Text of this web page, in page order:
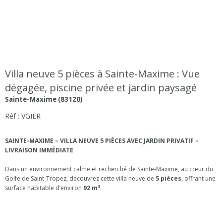
Villa neuve 5 pièces à Sainte-Maxime : Vue
dégagée, piscine privée et jardin paysagé
Sainte-Maxime (83120)
Réf : VGIER
SAINTE-MAXIME – VILLA NEUVE 5 PIÈCES AVEC JARDIN PRIVATIF –
LIVRAISON IMMÉDIATE
Dans un environnement calme et recherché de Sainte-Maxime, au cœur du
Golfe de Saint-Tropez, découvrez cette villa neuve de 5 pièces, offrant une
surface habitable d’environ 92 m².